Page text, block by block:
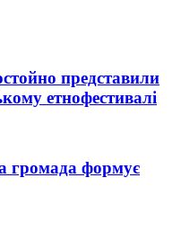
представили
етнофестивалі
громада формує